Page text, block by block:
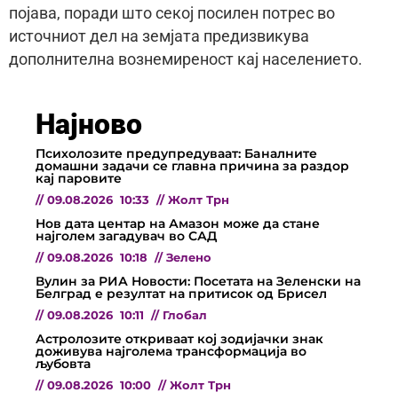
појава, поради што секој посилен потрес во
источниот дел на земјата предизвикува
дополнителна вознемиреност кај населението.
Најново
Психолозите предупредуваат: Бaналните
домашни задачи се главна причина за раздор
кај паровите
// 09.08.2026 10:33 // Жолт Трн
Нов дата центар на Амазон може да стане
најголем загадувач во САД
// 09.08.2026 10:18 // Зелено
Вулин за РИА Новости: Посетата на Зеленски на
Белград е резултат на притисок од Брисел
// 09.08.2026 10:11 // Глобал
Астролозите откриваат кој зодијачки знак
доживува најголема трансформација во
љубовта
// 09.08.2026 10:00 // Жолт Трн